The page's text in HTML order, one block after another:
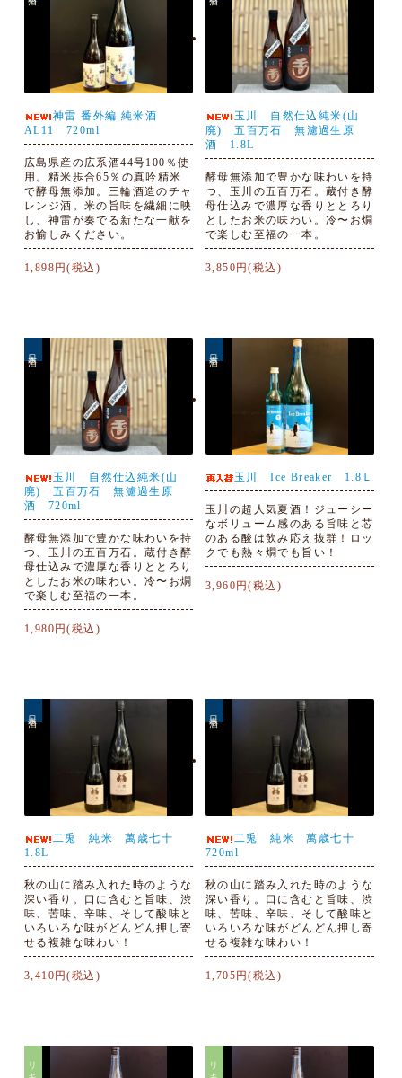
神雷 番外編 純米酒
AL11 720ml
広島県産の広系酒44号100％使
用。精米歩合65％の真吟精米
で酵母無添加。三輪酒造のチャ
レンジ酒。米の旨味を繊細に映
し、神雷が奏でる新たな一献を
お愉しみください。
1,898円(税込)
玉川 自然仕込純米(山
廃) 五百万石 無濾過生原
酒 1.8L
酵母無添加で豊かな味わいを持
つ、玉川の五百万石。蔵付き酵
母仕込みで濃厚な香りととろり
としたお米の味わい。冷〜お燗
で楽しむ至福の一本。
3,850円(税込)
玉川 自然仕込純米(山
廃) 五百万石 無濾過生原
酒 720ml
酵母無添加で豊かな味わいを持
つ、玉川の五百万石。蔵付き酵
母仕込みで濃厚な香りととろり
としたお米の味わい。冷〜お燗
で楽しむ至福の一本。
1,980円(税込)
玉川 Ice Breaker 1.8Ｌ
玉川の超人気夏酒！ジューシー
なボリューム感のある旨味と芯
のある酸は飲み応え抜群！ロッ
クでも熱々燗でも旨い！
3,960円(税込)
二兎 純米 萬歳七十
1.8L
秋の山に踏み入れた時のような
深い香り。口に含むと旨味、渋
味、苦味、辛味、そして酸味と
いろいろな味がどんどん押し寄
せる複雑な味わい！
3,410円(税込)
二兎 純米 萬歳七十
720ml
秋の山に踏み入れた時のような
深い香り。口に含むと旨味、渋
味、苦味、辛味、そして酸味と
いろいろな味がどんどん押し寄
せる複雑な味わい！
1,705円(税込)